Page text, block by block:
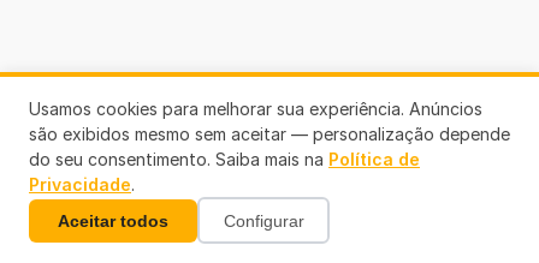
Usamos cookies para melhorar sua experiência. Anúncios
são exibidos mesmo sem aceitar — personalização depende
do seu consentimento. Saiba mais na Política de
Privacidade.
Aceitar todos Configurar